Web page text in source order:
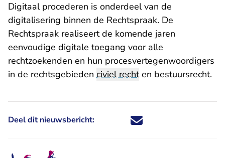
Digitaal procederen is onderdeel van de
digitalisering binnen de Rechtspraak- U verlaat
. De
Rechtspraak realiseert de komende jaren
eenvoudige digitale toegang voor alle
rechtzoekenden en hun procesvertegenwoordigers
in de rechtsgebieden civiel rechten bestuursrecht.
Deel dit nieuwsbericht: Deel dit nieuwsbericht via X -
Deel dit nieuwsbericht via
Deel dit nieuwsbericht
Deel dit